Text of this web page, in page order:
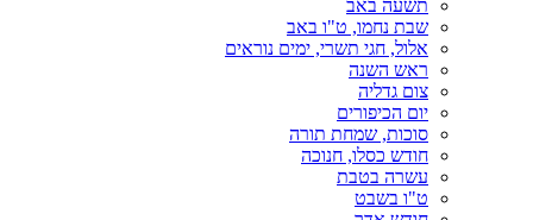
תשעה באב
שבת נחמו, ט"ו באב
אלול, חגי תשרי, ימים נוראים
ראש השנה
צום גדליה
יום הכיפורים
סוכות, שמחת תורה
חודש כסלו, חנוכה
עשרה בטבת
ט"ו בשבט